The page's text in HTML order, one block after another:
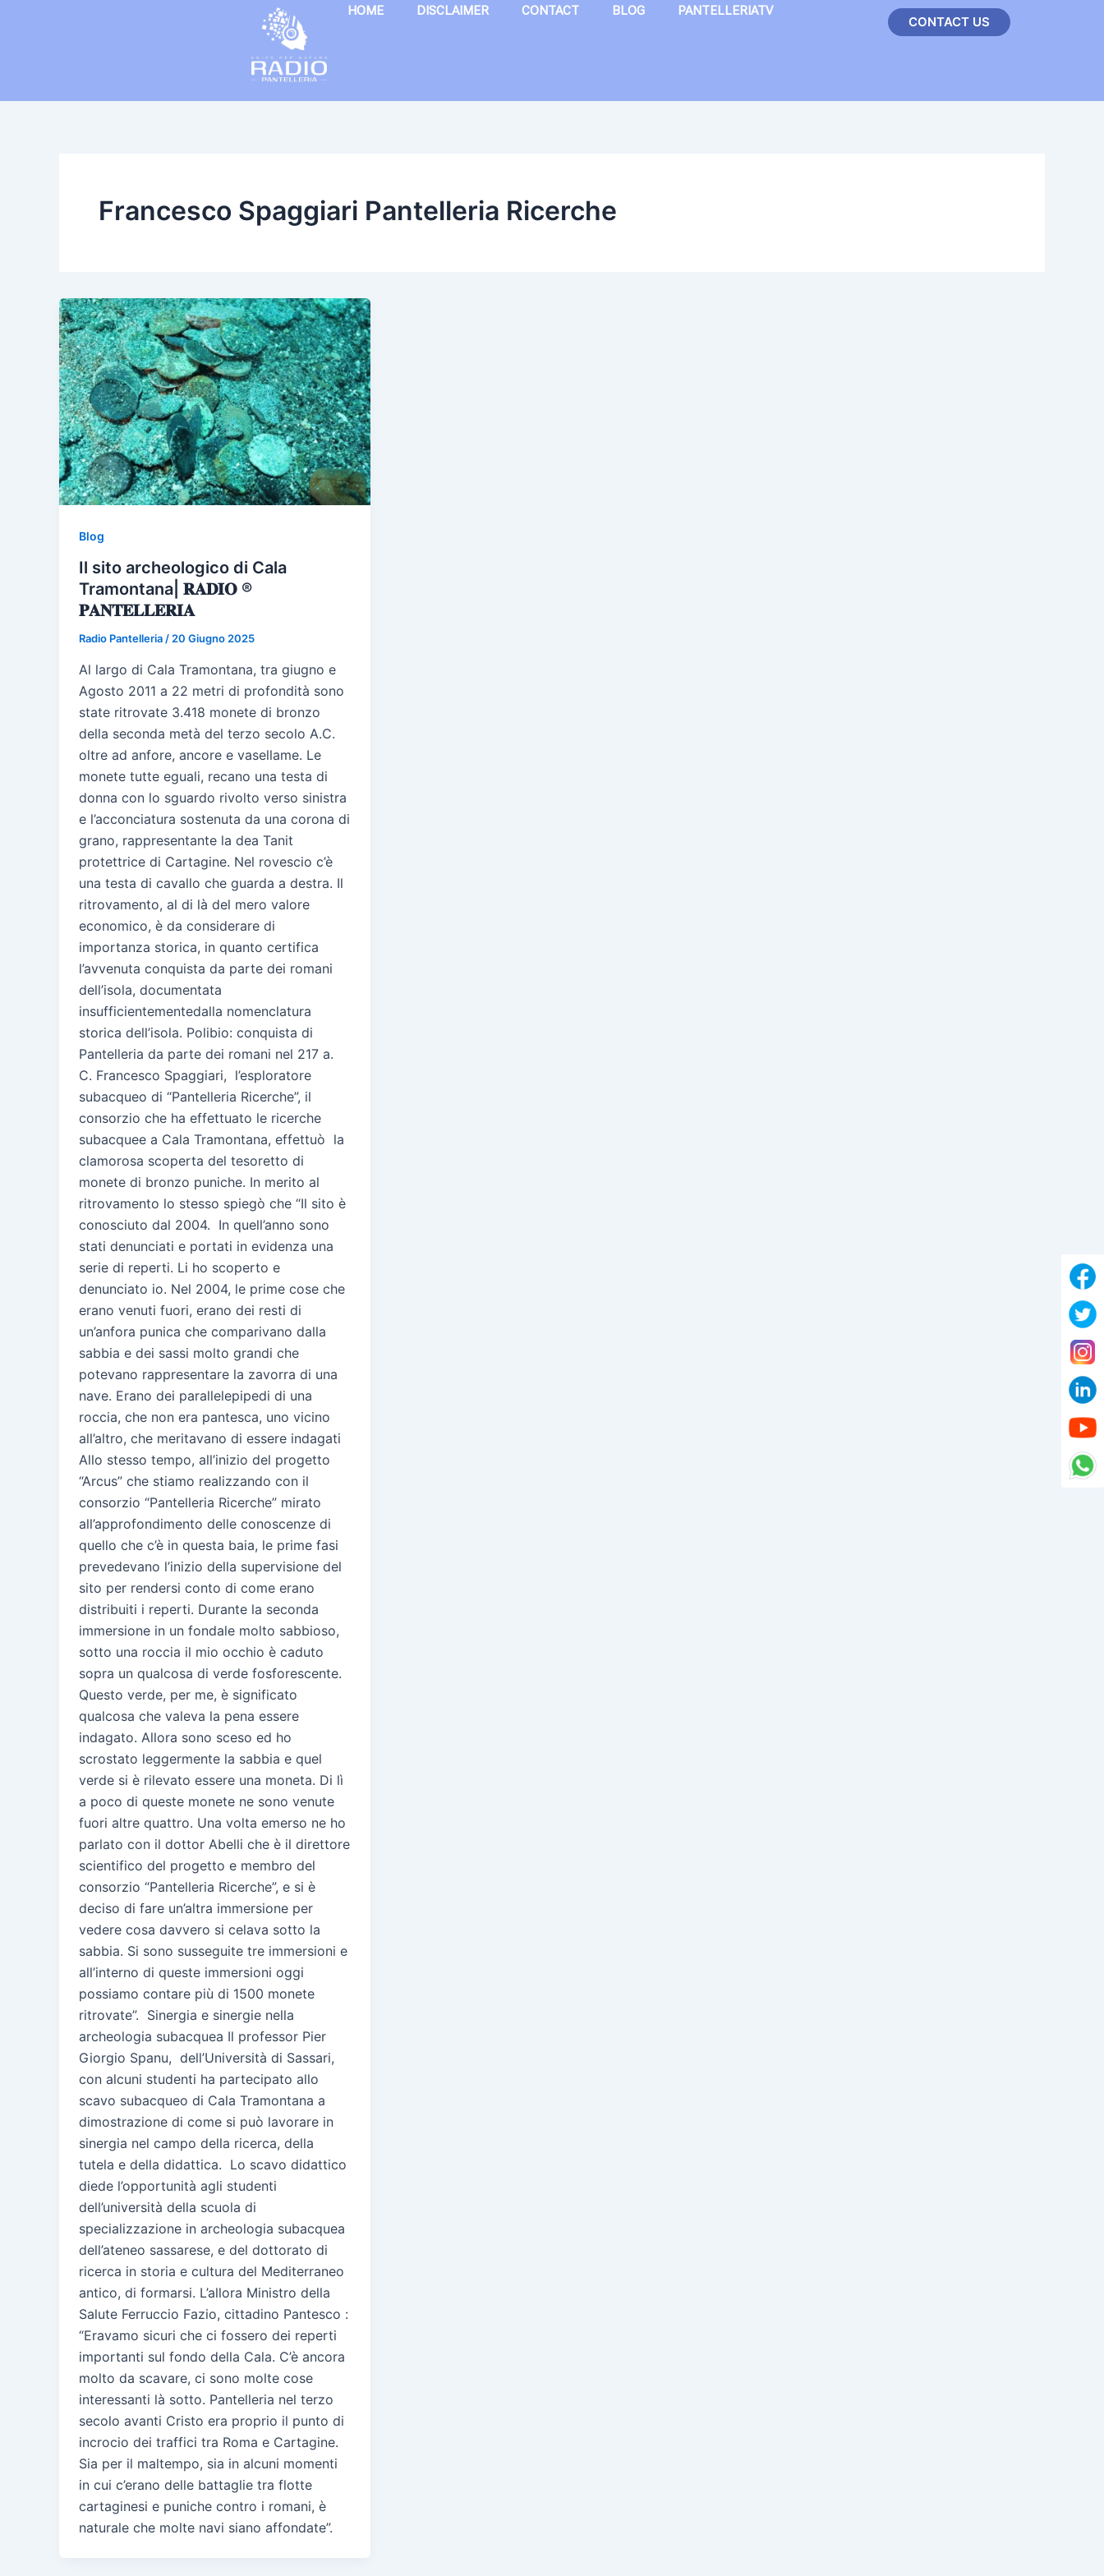
HOME DISCLAIMER CONTACT BLOG PANTELLERIATV
CONTACT US
Francesco Spaggiari Pantelleria Ricerche
Blog
Il sito archeologico di Cala
Tramontana| 𝐑𝐀𝐃𝐈𝐎 ®
𝐏𝐀𝐍𝐓𝐄𝐋𝐋𝐄𝐑𝐈𝐀
Radio Pantelleria / 20 Giugno 2025
Al largo di Cala Tramontana, tra giugno e
Agosto 2011 a 22 metri di profondità sono
state ritrovate 3.418 monete di bronzo
della seconda metà del terzo secolo A.C.
oltre ad anfore, ancore e vasellame. Le
monete tutte eguali, recano una testa di
donna con lo sguardo rivolto verso sinistra
e l’acconciatura sostenuta da una corona di
grano, rappresentante la dea Tanit
protettrice di Cartagine. Nel rovescio c’è
una testa di cavallo che guarda a destra. Il
ritrovamento, al di là del mero valore
economico, è da considerare di
importanza storica, in quanto certifica
l’avvenuta conquista da parte dei romani
dell’isola, documentata
insufficientementedalla nomenclatura
storica dell’isola. Polibio: conquista di
Pantelleria da parte dei romani nel 217 a.
C. Francesco Spaggiari, l’esploratore
subacqueo di “Pantelleria Ricerche”, il
consorzio che ha effettuato le ricerche
subacquee a Cala Tramontana, effettuò la
clamorosa scoperta del tesoretto di
monete di bronzo puniche. In merito al
ritrovamento lo stesso spiegò che “Il sito è
conosciuto dal 2004. In quell’anno sono
stati denunciati e portati in evidenza una
serie di reperti. Li ho scoperto e
denunciato io. Nel 2004, le prime cose che
erano venuti fuori, erano dei resti di
un’anfora punica che comparivano dalla
sabbia e dei sassi molto grandi che
potevano rappresentare la zavorra di una
nave. Erano dei parallelepipedi di una
roccia, che non era pantesca, uno vicino
all’altro, che meritavano di essere indagati
Allo stesso tempo, all’inizio del progetto
“Arcus” che stiamo realizzando con il
consorzio “Pantelleria Ricerche” mirato
all’approfondimento delle conoscenze di
quello che c’è in questa baia, le prime fasi
prevedevano l’inizio della supervisione del
sito per rendersi conto di come erano
distribuiti i reperti. Durante la seconda
immersione in un fondale molto sabbioso,
sotto una roccia il mio occhio è caduto
sopra un qualcosa di verde fosforescente.
Questo verde, per me, è significato
qualcosa che valeva la pena essere
indagato. Allora sono sceso ed ho
scrostato leggermente la sabbia e quel
verde si è rilevato essere una moneta. Di lì
a poco di queste monete ne sono venute
fuori altre quattro. Una volta emerso ne ho
parlato con il dottor Abelli che è il direttore
scientifico del progetto e membro del
consorzio “Pantelleria Ricerche”, e si è
deciso di fare un’altra immersione per
vedere cosa davvero si celava sotto la
sabbia. Si sono susseguite tre immersioni e
all’interno di queste immersioni oggi
possiamo contare più di 1500 monete
ritrovate”. Sinergia e sinergie nella
archeologia subacquea Il professor Pier
Giorgio Spanu, dell’Università di Sassari,
con alcuni studenti ha partecipato allo
scavo subacqueo di Cala Tramontana a
dimostrazione di come si può lavorare in
sinergia nel campo della ricerca, della
tutela e della didattica. Lo scavo didattico
diede l’opportunità agli studenti
dell’università della scuola di
specializzazione in archeologia subacquea
dell’ateneo sassarese, e del dottorato di
ricerca in storia e cultura del Mediterraneo
antico, di formarsi. L’allora Ministro della
Salute Ferruccio Fazio, cittadino Pantesco :
“Eravamo sicuri che ci fossero dei reperti
importanti sul fondo della Cala. C’è ancora
molto da scavare, ci sono molte cose
interessanti là sotto. Pantelleria nel terzo
secolo avanti Cristo era proprio il punto di
incrocio dei traffici tra Roma e Cartagine.
Sia per il maltempo, sia in alcuni momenti
in cui c’erano delle battaglie tra flotte
cartaginesi e puniche contro i romani, è
naturale che molte navi siano affondate”.